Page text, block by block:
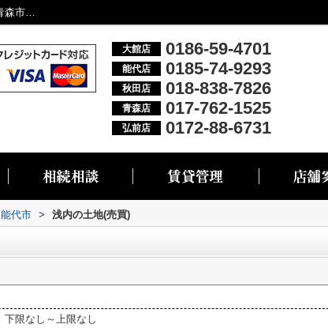
能代市浅内の物件一覧｜大館市・能代市・秋田市・青森市・弘前市の不動産情報なら株式会社リブエス
大館店 0186-59-4701
能代店 0185-74-9293
秋田店 018-838-7826
青森店 017-762-1525
弘前店 0172-88-6731
能代市 > 浅内の土地(売買)
下限なし～上限なし